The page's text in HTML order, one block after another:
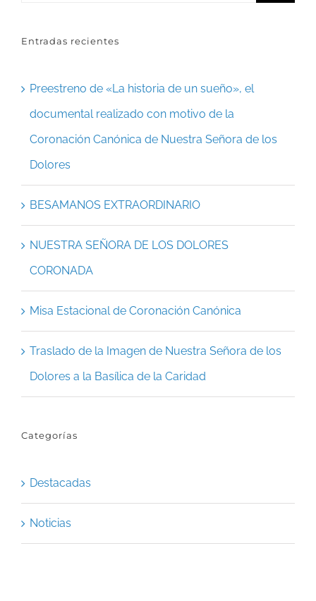
Entradas recientes
Preestreno de «La historia de un sueño», el
documental realizado con motivo de la
Coronación Canónica de Nuestra Señora de los
Dolores
BESAMANOS EXTRAORDINARIO
NUESTRA SEÑORA DE LOS DOLORES
CORONADA
Misa Estacional de Coronación Canónica
Traslado de la Imagen de Nuestra Señora de los
Dolores a la Basílica de la Caridad
Categorías
Destacadas
Noticias